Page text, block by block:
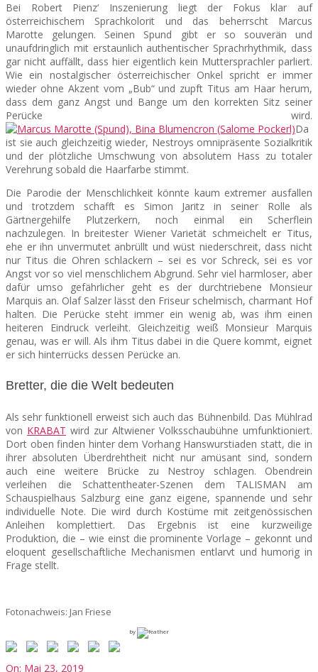
Bei Robert Pienz‘ Inszenierung liegt der Fokus klar auf
österreichischem Sprachkolorit und das beherrscht Marcus
Marotte gelungen. Seinen Spund gibt er so souverän und
unaufdringlich mit erstaunlich authentischer Sprachrhythmik, dass
gar nicht auffällt, dass hier eigentlich kein Muttersprachler parliert.
Wie ein nostalgischer österreichischer Onkel spricht er immer
wieder ohne Akzent vom „Bub“ und zupft Titus am Haar herum,
dass dem ganz Angst und Bange um den korrekten Sitz seiner
Perücke wird.
Da
ist sie auch gleichzeitig wieder, Nestroys omnipräsente Sozialkritik
und der plötzliche Umschwung von absolutem Hass zu totaler
Verehrung sobald die Haarfarbe stimmt.
Die Parodie der Menschlichkeit könnte kaum extremer ausfallen
und trotzdem schafft es Simon Jaritz in seiner Rolle als
Gärtnergehilfe Plutzerkern, noch einmal ein Scherflein
nachzulegen. In breitester Wiener Varietät schmeichelt er Titus,
ehe er ihn unvermutet anbrüllt und wüst niederschreit, dass nicht
nur Titus die Ohren schlackern – sei es vor Schreck, sei es vor
Angst vor so viel menschlichem Abgrund. Sehr viel harmloser, aber
dafür umso gefährlicher geht es der durchtriebene Monsieur
Marquis an. Olaf Salzer lässt den Friseur schelmisch, charmant Hof
halten. Die Perücke steht immer ein wenig ab, was ihm einen
heiteren Eindruck verleiht. Gleichzeitig weiß Monsieur Marquis
genau, was er will. Als ihm Titus dabei in die Quere kommt, eignet
er sich hinterrücks dessen Perücke an.
Bretter, die die Welt bedeuten
Als sehr funktionell erweist sich auch das Bühnenbild. Das Mühlrad
von KRABAT wird zur Altwiener Volksschaubühne umfunktioniert.
Dort oben finden hinter dem Vorhang Hanswurstiaden statt, die in
ihrer absoluten Überdrehtheit nicht nur amüsant sind, sondern
auch eine weitere Brücke zu Nestroy schlagen. Obendrein
verleihen die Schattentheater-Szenen dem TALISMAN am
Schauspielhaus Salzburg eine ganz eigene, spannende und sehr
individuelle Note. Die wird durch Kostüme mit zeitgenössischen
Anleihen komplettiert. Das Ergebnis ist eine kurzweilige
Produktion, die – wie einst die prominente Vorlage – gekonnt und
eloquent gesellschaftliche Mechanismen entlarvt und humorig in
Frage stellt.
Fotonachweis: Jan Friese
by
2019-
On: Mai 23, 2019